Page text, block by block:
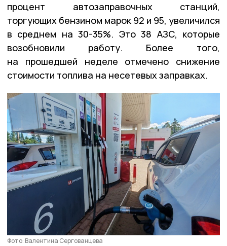
процент автозаправочных станций,
торгующих бензином марок 92 и 95, увеличился
в среднем на 30-35%. Это 38 АЗС, которые
возобновили работу. Более того,
на прошедшей неделе отмечено снижение
стоимости топлива на несетевых заправках.
Фото: Валентина Сергованцева